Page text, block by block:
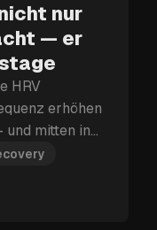
nur
— er
HRV
erhöhen
und mitten in
nur den